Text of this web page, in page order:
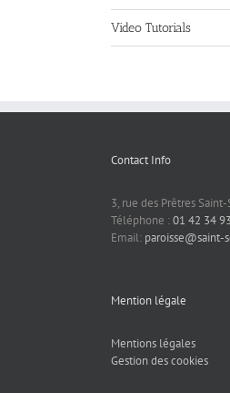
Video Tutorials
Contact Info
3, rue des Prêtres
Téléphone :01 42 34
Email: paroisse@saint-
Mention légale
Mentions légales
Gestion des cookies